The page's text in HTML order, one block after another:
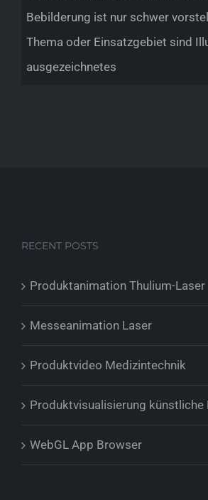
Bebilderung ist nur schwer
Thema oder Einsatzgebiet sind
ausgezeichnetes
RECENT POSTS
Produktanimation Thulium-Laser
Messeanimation Laser
Produktvideo Medizintechnik
Produktvisualisierung künstliche
WebGL App Browser